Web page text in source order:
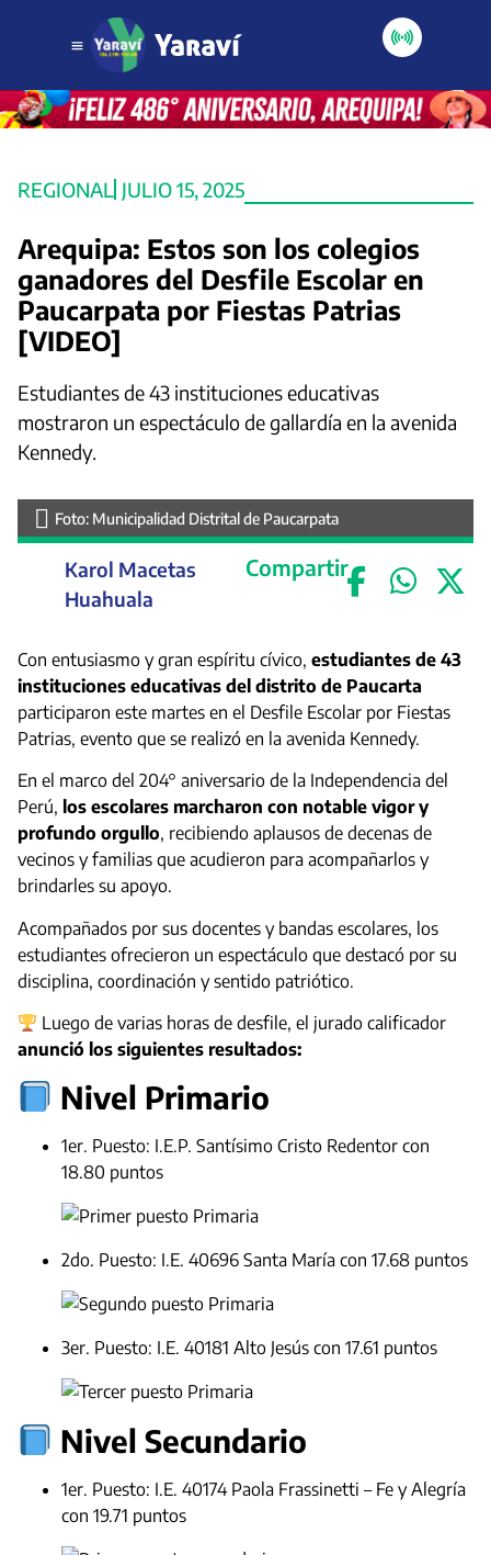
REGIONAL JULIO 15, 2025
Arequipa: Estos son los colegios
ganadores del Desfile Escolar en
Paucarpata por Fiestas Patrias
[VIDEO]
Estudiantes de 43 instituciones educativas
mostraron un espectáculo de gallardía en la avenida
Kennedy.
Foto: Municipalidad Distrital de Paucarpata
Karol Macetas
Huahuala
Compartir
Con entusiasmo y gran espíritu cívico, estudiantes de 43
instituciones educativas del distrito de Paucarta
participaron este martes en el Desfile Escolar por Fiestas
Patrias, evento que se realizó en la avenida Kennedy.
En el marco del 204° aniversario de la Independencia del
Perú, los escolares marcharon con notable vigor y
profundo orgullo, recibiendo aplausos de decenas de
vecinos y familias que acudieron para acompañarlos y
brindarles su apoyo.
Acompañados por sus docentes y bandas escolares, los
estudiantes ofrecieron un espectáculo que destacó por su
disciplina, coordinación y sentido patriótico.
Luego de varias horas de desfile, el jurado calificador
anunció los siguientes resultados:
Nivel Primario
1er. Puesto: I.E.P. Santísimo Cristo Redentor con
18.80 puntos
2do. Puesto: I.E. 40696 Santa María con 17.68 puntos
3er. Puesto: I.E. 40181 Alto Jesús con 17.61 puntos
Nivel Secundario
1er. Puesto: I.E. 40174 Paola Frassinetti – Fe y Alegría
con 19.71 puntos